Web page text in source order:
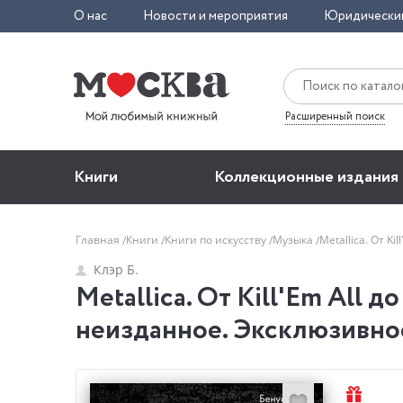
О нас Новости и мероприятия
Расширенный поиск
Книги Коллекционные издания
Главная Книги Книги по искусству Музыка Metallica. От
Клэр Б.
Metallica. От Kill'Em All до
неизданное.